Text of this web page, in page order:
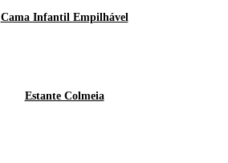
Cama Infantil Empilhável
Estante Colmeia